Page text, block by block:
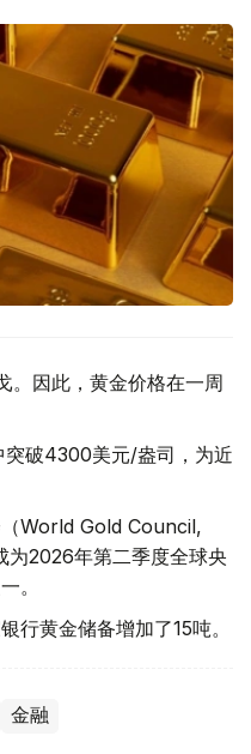
。因此，黄金价格在一周
破4300美元/盎司，为近
（World Gold Council,
为2026年第二季度全球央
。
行黄金储备增加了15吨。
金融